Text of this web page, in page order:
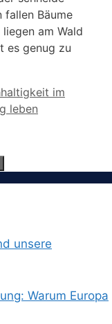
Bäume
am Wald
es genug zu
im
leben
unsere
Warum Europa